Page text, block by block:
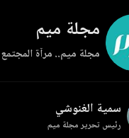
مجلة ميم
مجلة ميم.. مرآة المجتمع
سمية الغنوشي
رئيس تحرير مجلة ميم